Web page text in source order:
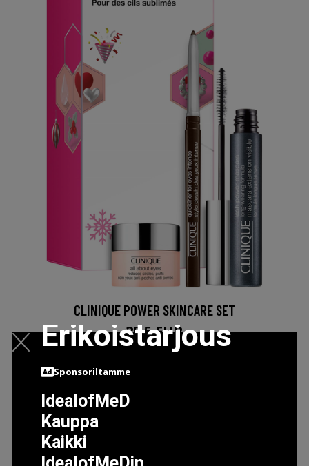
CLINIQUE POWER SKINCARE SET
25.5 EUR
LISÄTIETOJA
Erikoistarjous
Sponsoriltamme
IdealofMeD
Kauppa
Kaikki